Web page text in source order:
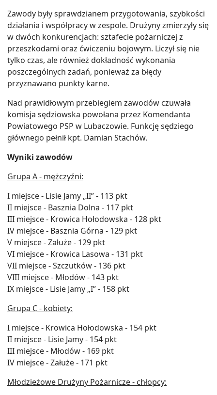
Zawody były sprawdzianem przygotowania, szybkości
działania i współpracy w zespole. Drużyny zmierzyły się
w dwóch konkurencjach: sztafecie pożarniczej z
przeszkodami oraz ćwiczeniu bojowym. Liczył się nie
tylko czas, ale również dokładność wykonania
poszczególnych zadań, ponieważ za błędy
przyznawano punkty karne.
Nad prawidłowym przebiegiem zawodów czuwała
komisja sędziowska powołana przez Komendanta
Powiatowego PSP w Lubaczowie. Funkcję sędziego
głównego pełnił kpt. Damian Stachów.
Wyniki zawodów
Grupa A - mężczyźni:
I miejsce - Lisie Jamy „II” - 113 pkt
II miejsce - Basznia Dolna - 117 pkt
III miejsce - Krowica Hołodowska - 128 pkt
IV miejsce - Basznia Górna - 129 pkt
V miejsce - Załuże - 129 pkt
VI miejsce - Krowica Lasowa - 131 pkt
VII miejsce - Szczutków - 136 pkt
VIII miejsce - Młodów - 143 pkt
IX miejsce - Lisie Jamy „I” - 158 pkt
Grupa C - kobiety:
I miejsce - Krowica Hołodowska - 154 pkt
II miejsce - Lisie Jamy - 154 pkt
III miejsce - Młodów - 169 pkt
IV miejsce - Załuże - 171 pkt
Młodzieżowe Drużyny Pożarnicze - chłopcy: